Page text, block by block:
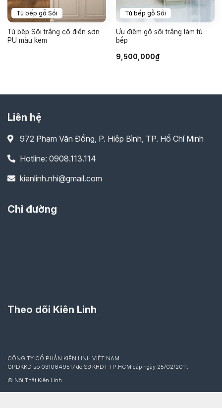
Tủ bếp gỗ Sồi
Tủ bếp Sồi trắng cổ điển sơn
PU màu kem
Tủ bếp gỗ Sồi
Ưu điểm gỗ sồi trắng làm tủ
bếp
9,500,000₫
Liên hệ
972 Phạm Văn Đồng, P. Hiệp Bình, TP. Hồ Chí Minh
Hotline: 0908.113.114
kienlinh.nhi@gmail.com
Chỉ đường
Theo dõi Kiên Linh
CÔNG TY CỔ PHẦN KIÊN LINH VIỆT NAM
GPĐKKD số 0310649517 do Sở KHĐT TP.HCM cấp ngày 25/02/2011.
© Nội Thất Kiên Linh